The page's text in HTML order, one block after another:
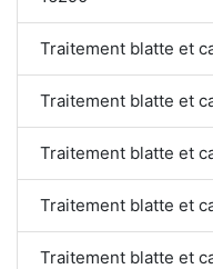
Traitement blatte et
Traitement blatte et
Traitement blatte et
Traitement blatte et
Traitement blatte et